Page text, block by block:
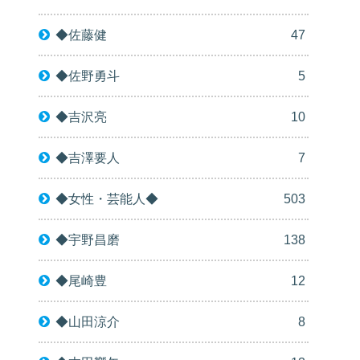
◆佐藤健 47
◆佐野勇斗 5
◆吉沢亮 10
◆吉澤要人 7
◆女性・芸能人◆ 503
◆宇野昌磨 138
◆尾崎豊 12
◆山田涼介 8